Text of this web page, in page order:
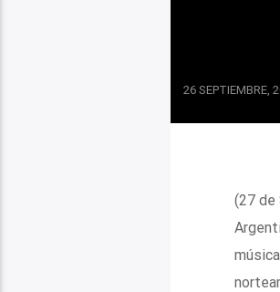
26 SEPTIEMBRE,
(27 de